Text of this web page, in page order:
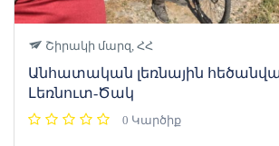
Շիրակի մարզ, ՀՀ
Անհատական լեռնային
Լեռնուտ-Ծակ
0 Կարծիք